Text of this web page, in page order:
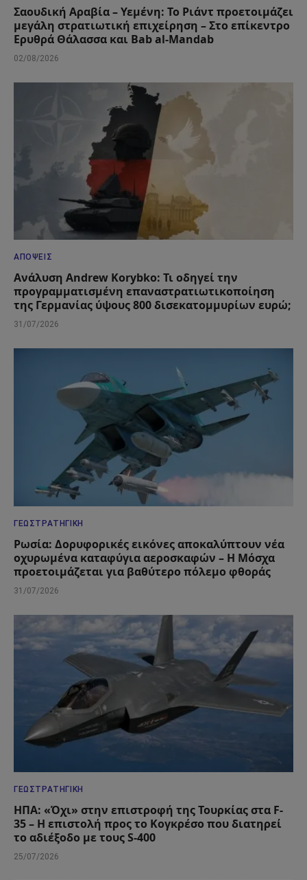
Σαουδική Αραβία – Υεμένη: Το Ριάντ προετοιμάζει
μεγάλη στρατιωτική επιχείρηση – Στο επίκεντρο
Ερυθρά Θάλασσα και Bab al-Mandab
02/08/2026
ΑΠΌΨΕΙΣ
Ανάλυση Andrew Korybko: Τι οδηγεί την
προγραμματισμένη επαναστρατιωτικοποίηση
της Γερμανίας ύψους 800 δισεκατομμυρίων ευρώ;
31/07/2026
ΓΕΩΣΤΡΑΤΗΓΙΚΉ
Ρωσία: Δορυφορικές εικόνες αποκαλύπτουν νέα
οχυρωμένα καταφύγια αεροσκαφών – Η Μόσχα
προετοιμάζεται για βαθύτερο πόλεμο φθοράς
31/07/2026
ΓΕΩΣΤΡΑΤΗΓΙΚΉ
ΗΠΑ: «Όχι» στην επιστροφή της Τουρκίας στα F-
35 – Η επιστολή προς το Κογκρέσο που διατηρεί
το αδιέξοδο με τους S-400
25/07/2026